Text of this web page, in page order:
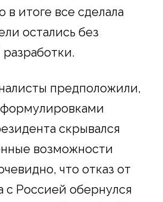
в итоге все сделала
остались без
предположили,
скрывался
возможности
что отказ от
с Россией обернулся